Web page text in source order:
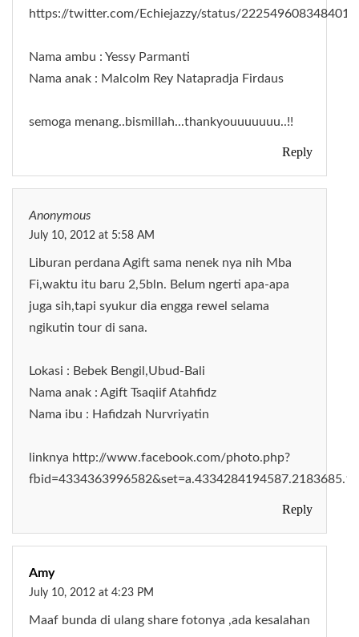
https://twitter.com/Echiejazzy/status/
Nama ambu : Yessy Parmanti
Nama anak : Malcolm Rey Natapradja Firdaus
semoga menang..bismillah...thankyouuuuuuu..!!
Reply
Anonymous
July 10, 2012 at 5:58 AM
Liburan perdana Agift sama nenek nya nih Mba
Fi,waktu itu baru 2,5bln. Belum ngerti apa-apa
juga sih,tapi syukur dia engga rewel selama
ngikutin tour di sana.
Lokasi : Bebek Bengil,Ubud-Bali
Nama anak : Agift Tsaqiif Atahfidz
Nama ibu : Hafidzah Nurvriyatin
linknya http://www.facebook.com/photo.php?
Reply
Amy
July 10, 2012 at 4:23 PM
Maaf bunda di ulang share fotonya ,ada kesalahan